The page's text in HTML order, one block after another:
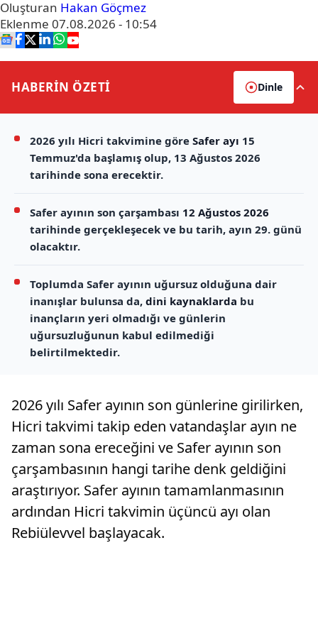
Oluşturan Hakan Göçmez
Eklenme 07.08.2026 - 10:54
HABERİN ÖZETİ Dinle
2026 yılı Hicri takvimine göre Safer ayı 15
Temmuz'da başlamış olup, 13 Ağustos 2026
tarihinde sona erecektir.
Safer ayının son çarşambası 12 Ağustos 2026
tarihinde gerçekleşecek ve bu tarih, ayın 29. günü
olacaktır.
Toplumda Safer ayının uğursuz olduğuna dair
inanışlar bulunsa da, dini kaynaklarda bu
inançların yeri olmadığı ve günlerin
uğursuzluğunun kabul edilmediği
belirtilmektedir.
2026 yılı Safer ayının son günlerine girilirken,
Hicri takvimi takip eden vatandaşlar ayın ne
zaman sona ereceğini ve Safer ayının son
çarşambasının hangi tarihe denk geldiğini
araştırıyor. Safer ayının tamamlanmasının
ardından Hicri takvimin üçüncü ayı olan
Rebiülevvel başlayacak.